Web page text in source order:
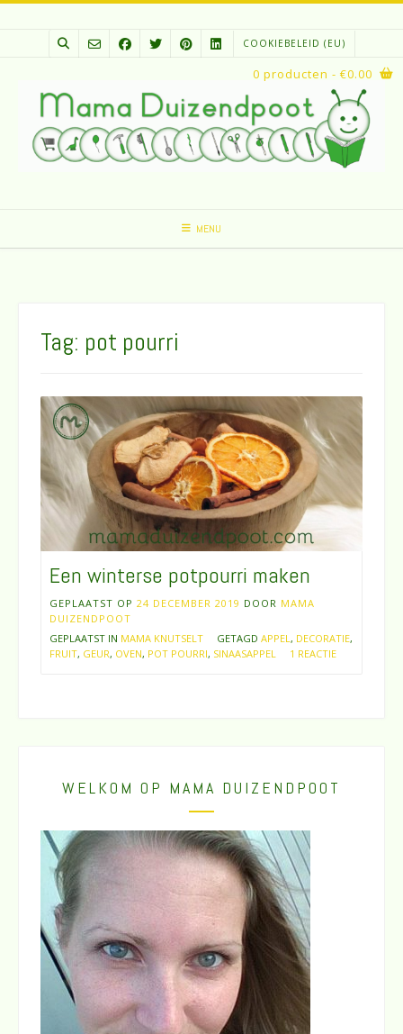
Spring
COOKIEBELEID (EU)
MENU
0 producten - €0.00
Tag: pot pourri
Een winterse potpourri maken
GEPLAATST OP 24 DECEMBER 2019 DOOR MAMA
DUIZENDPOOT
GEPLAATST IN MAMA KNUTSELT GETAGD APPEL, DECORATIE,
FRUIT, GEUR, OVEN, POT POURRI, SINAASAPPEL 1 REACTIE
WELKOM OP MAMA DUIZENDPOOT